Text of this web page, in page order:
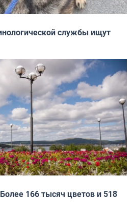
службы ищут
166 тысяч цветов и 518